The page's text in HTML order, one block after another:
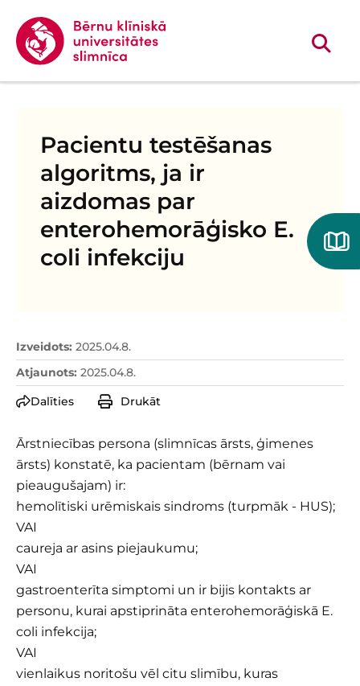
Pacientu testēšanas
algoritms, ja ir
aizdomas par
enterohemorāģisko E.
coli infekciju
Izveidots: 2025.04.8.
Atjaunots: 2025.04.8.
Dalīties
Drukāt
Ārstniecības persona (slimnīcas ārsts, ģimenes
ārsts) konstatē, ka pacientam (bērnam vai
pieaugušajam) ir:
hemolītiski urēmiskais sindroms (turpmāk - HUS);
VAI
caureja ar asins piejaukumu;
VAI
gastroenterīta simptomi un ir bijis kontakts ar
personu, kurai apstiprināta enterohemorāģiskā E.
coli infekcija;
VAI
vienlaikus noritošu vēl citu slimību, kuras